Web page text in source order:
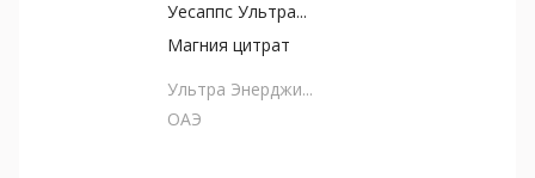
Уесаппс Ультра...
Магния цитрат
Ультра Энерджи...
ОАЭ